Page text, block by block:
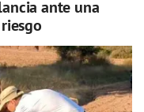
ante una